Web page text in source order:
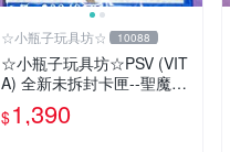
☆小瓶子玩具坊☆ 10088
☆小瓶子玩具坊☆PSV (VIT
A) 全新未拆封卡匣--聖魔導
物語 (日版)
$1,390